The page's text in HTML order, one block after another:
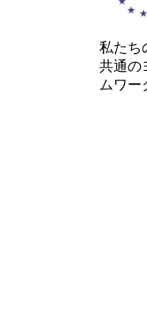
私たち
共通の
ムワー